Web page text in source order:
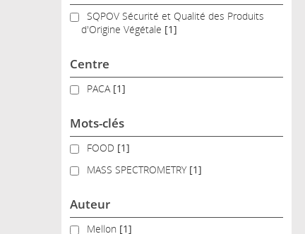
SQPOV Sécurité et Qualité des Produits d'Origine
SQPOV Sécurité et Qualité des Produits
d'Origine Végétale [1]
Centre
PACAPACA [1]
Mots-clés
FOODFOOD [1]
MASS SPECTROMETRY
MASS SPECTROMETRY [1]
Auteur
MellonMellon [1]